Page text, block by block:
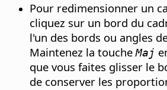
Pour redimensionner un
cliquez sur un bord du
l'un des bords ou angles
Maintenez la toucheMaj
que vous faites glisser le
de conserver les